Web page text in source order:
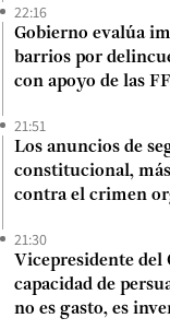
22:16
Gobierno evalúa
barrios por
con apoyo de las
21:51
Los anuncios de
constitucional,
contra el crimen
21:30
Vicepresidente del
capacidad de
no es gasto, es